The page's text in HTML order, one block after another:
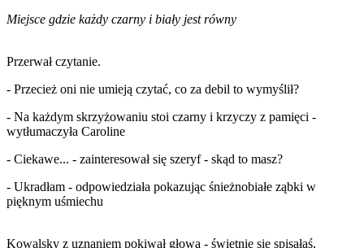
Miejsce gdzie każdy czarny i biały jest równy
Przerwał czytanie.
- Przecież oni nie umieją czytać, co za debil to wymyślił?
- Na każdym skrzyżowaniu stoi czarny i krzyczy z pamięci -
wytłumaczyła Caroline
- Ciekawe... - zainteresował się szeryf - skąd to masz?
- Ukradłam - odpowiedziała pokazując śnieżnobiałe ząbki w
pięknym uśmiechu
Kowalsky z uznaniem pokiwał głową - świetnie się spisałaś,